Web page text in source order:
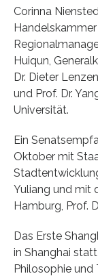
Corinna
Huiqun,
Dr. Dieter
und Prof. Dr.
Universität.
Ein
Oktober mit
Yuliang und mit
Hamburg, Prof.
Das Erste
in Shanghai
Philosophie und